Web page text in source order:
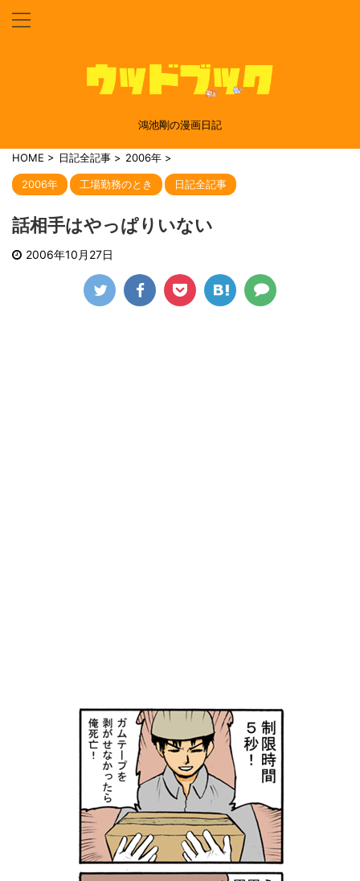
鴻池剛の漫画日記
HOME > 日記全記事 > 2006年 >
2006年 工場勤務のとき 日記全記事
話相手はやっぱりいない
2006年10月27日